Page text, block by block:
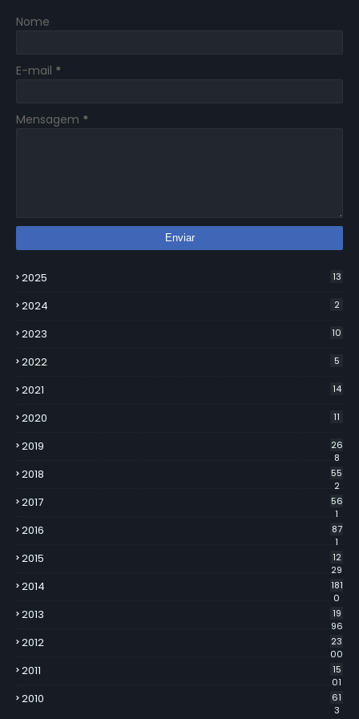
Nome
E-mail *
Mensagem *
2025 13
2024 2
2023 10
2022 5
2021 14
2020 11
2019
26
8
2018
55
2
2017
56
1
2016
87
1
2015
12
29
2014
181
0
2013
19
96
2012
23
00
2011
15
01
2010
61
3